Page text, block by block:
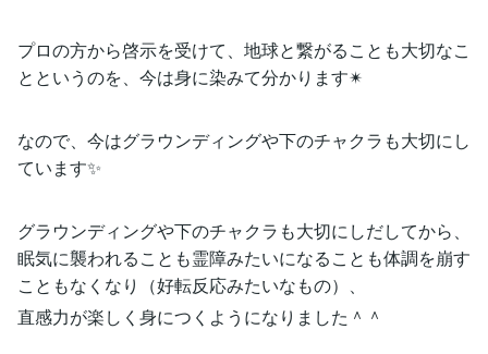
プロの方から啓示を受けて、地球と繋がることも大切なこ
とというのを、今は身に染みて分かります✴
なので、今はグラウンディングや下のチャクラも大切にし
ています✨
グラウンディングや下のチャクラも大切にしだしてから、
眠気に襲われることも霊障みたいになることも体調を崩す
こともなくなり（好転反応みたいなもの）、
直感力が楽しく身につくようになりました＾＾